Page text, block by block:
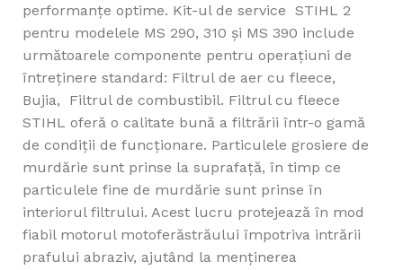
performanțe optime. Kit-ul de service STIHL 2
pentru modelele MS 290, 310 și MS 390 include
următoarele componente pentru operațiuni de
întreținere standard: Filtrul de aer cu fleece,
Bujia, Filtrul de combustibil. Filtrul cu fleece
STIHL oferă o calitate bună a filtrării într-o gamă
de condiții de funcționare. Particulele grosiere de
murdărie sunt prinse la suprafață, în timp ce
particulele fine de murdărie sunt prinse în
interiorul filtrului. Acest lucru protejează în mod
fiabil motorul motoferăstrăului împotriva intrării
prafului abraziv, ajutând la menținerea